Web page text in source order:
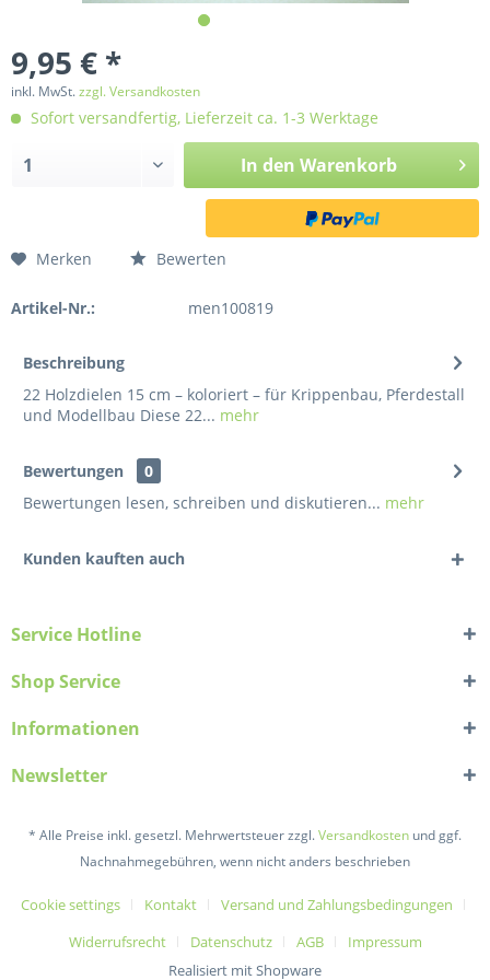
9,95 € *
inkl. MwSt.zzgl. Versandkosten
Sofort versandfertig, Lieferzeit ca. 1-3 Werktage
In den Warenkorb
Merken Bewerten
Artikel-Nr.: men100819
Beschreibung
22 Holzdielen 15 cm – koloriert – für Krippenbau, Pferdestall
und Modellbau Diese 22... mehr
Bewertungen
0
Bewertungen lesen, schreiben und diskutieren... mehr
Kunden kauften auch
Service Hotline
Shop Service
Informationen
Newsletter
* Alle Preise inkl. gesetzl. Mehrwertsteuer zzgl.Versandkosten und ggf.
Nachnahmegebühren, wenn nicht anders beschrieben
Cookie settings Kontakt
Versand und Zahlungsbedingungen
Widerrufsrecht
Datenschutz AGB
Impressum
Realisiert mit Shopware